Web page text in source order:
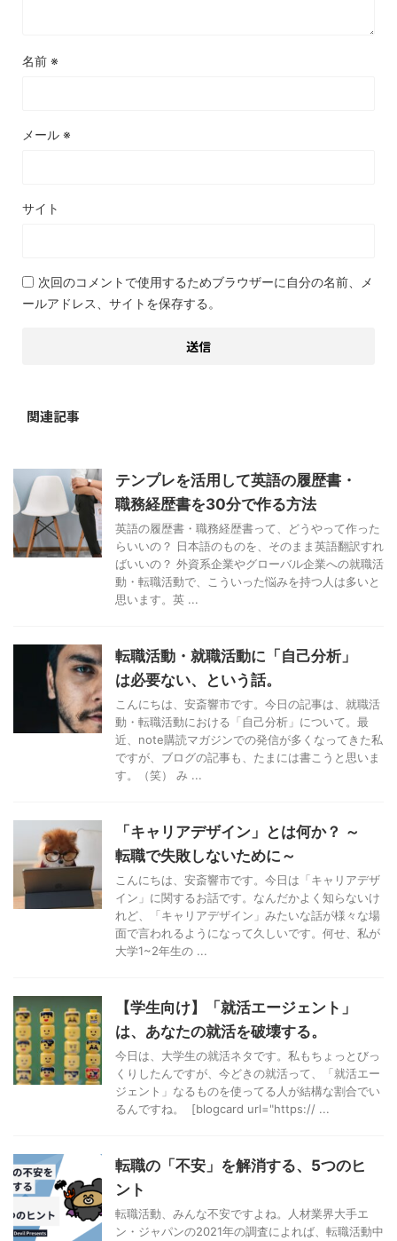
名前 ※
メール ※
サイト
次回のコメントで使用するためブラウザーに自分の名前、メ
ールアドレス、サイトを保存する。
関連記事
テンプレを活用して英語の履歴書・
職務経歴書を30分で作る方法
英語の履歴書・職務経歴書って、どうやって作った
らいいの？ 日本語のものを、そのまま英語翻訳すれ
ばいいの？ 外資系企業やグローバル企業への就職活
動・転職活動で、こういった悩みを持つ人は多いと
思います。英 ...
転職活動・就職活動に「自己分析」
は必要ない、という話。
こんにちは、安斎響市です。今日の記事は、就職活
動・転職活動における「自己分析」について。最
近、note購読マガジンでの発信が多くなってきた私
ですが、ブログの記事も、たまには書こうと思いま
す。（笑） み ...
「キャリアデザイン」とは何か？ ～
転職で失敗しないために～
こんにちは、安斎響市です。今日は「キャリアデザ
イン」に関するお話です。なんだかよく知らないけ
れど、「キャリアデザイン」みたいな話が様々な場
面で言われるようになって久しいです。何せ、私が
大学1~2年生の ...
【学生向け】「就活エージェント」
は、あなたの就活を破壊する。
今日は、大学生の就活ネタです。私もちょっとびっ
くりしたんですが、今どきの就活って、「就活エー
ジェント」なるものを使ってる人が結構な割合でい
るんですね。 [blogcard url="https:// ...
転職の「不安」を解消する、5つのヒ
ント
転職活動、みんな不安ですよね。人材業界大手エ
ン・ジャパンの2021年の調査によれば、転職活動中